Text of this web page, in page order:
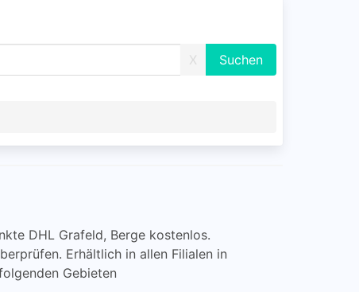
X
DHL Grafeld, Berge kostenlos.
Erhältlich in allen Filialen in
Gebieten